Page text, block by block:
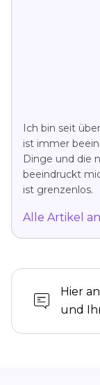
Ich bin seit
ist immer
Dinge und die
beeindruckt
ist grenzenlos.
Alle Artikel
Hier
und